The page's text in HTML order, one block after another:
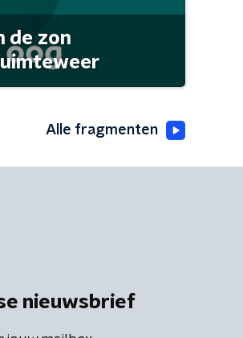
de zon
Alle fragmenten
nieuwsbrief